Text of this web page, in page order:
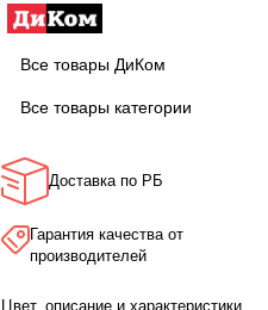
Все товары ДиКом
Все товары категории
Доставка по РБ
Гарантия качества от
производителей
Цвет, описание и характеристики